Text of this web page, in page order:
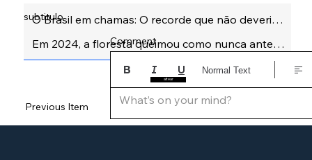
Next Item
Previous Item
subtitulo
Comment
What’s on your mind?
Normal Text
altear